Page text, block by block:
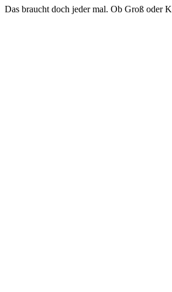
Das braucht doch jeder mal. Ob Groß oder